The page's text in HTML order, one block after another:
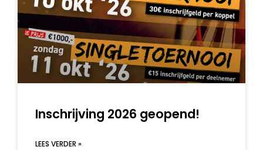
Inschrijving 2026 geopend!
LEES VERDER »